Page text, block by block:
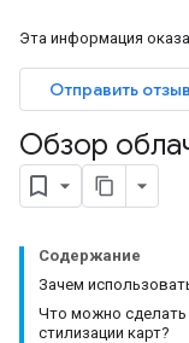
Эта информация
Отправить отзыв
Обзор
Содержание
Зачем
Что можно
стилизации карт?